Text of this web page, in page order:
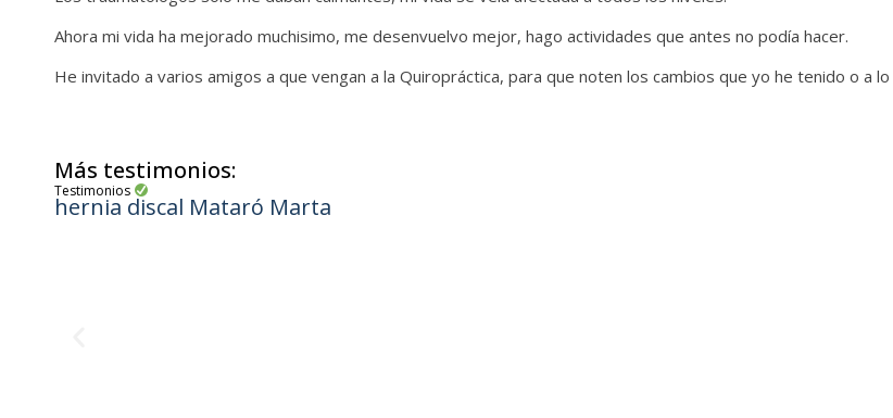
Ahora mi vida ha mejorado muchisimo, me desenvuelvo mejor, hago actividades que antes no podía hacer.
He invitado a varios amigos a que vengan a la Quiropráctica, para que noten los cambios que yo he tenido o a
Más testimonios:
Testimonios
hernia discal Mataró Marta